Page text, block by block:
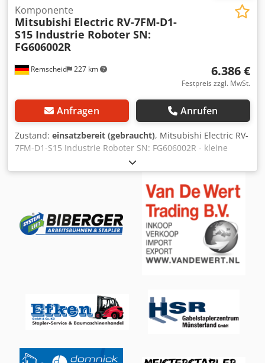
Remscheid 227 km
Komponente
Mitsubishi Electric RV-7FM-D1-
S15 Industrie Roboter SN:
FG606002R
6.386 €
Festpreis zzgl. MwSt.
Anfragen Anrufen
Zustand: einsatzbereit (gebraucht), Mitsubishi Electric RV-
7FM-D1-S15 Industrie Roboter SN: FG606002R - kleine
Beschädigung am Luftanschluss,gebraucht, guter
Erhaltungszustand, 100% funktionsfähig, Lieferumfang
gem. Fotos ACHTUNG: Kosten für Verpackung und Versand
bitte separat anfragen! ATTENTION: Please enquire for
charges for packing and transport separately! - Die
folgenden Komponenten sind ebenfalls in unserem Shop
erhältlich: Steuerung (Controller) "Mitsubishi CR750-
07VD1-1-S15" / Anschlusskabel "BKO-FA0741H05-D" /
Anschlusskabel "BKO-FA0739H05-D" Djdpfox Dw Nzex